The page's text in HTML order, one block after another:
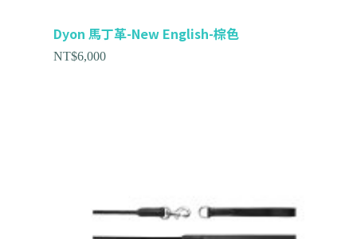
Dyon 馬丁革-New English-棕色
NT$6,000